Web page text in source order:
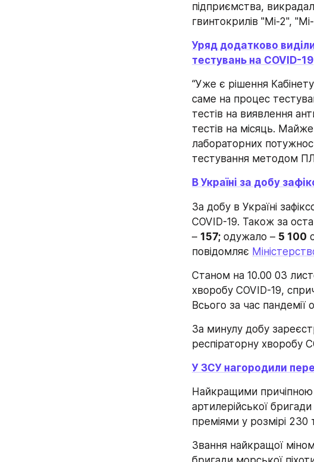
підприємства,
гвинтокрилів "Мі-2",
Уряд додатково
тестувань на COVID-19
“Уже є рішення
саме на процес
тестів на виявлення
тестів на місяць.
лабораторних
тестування методом
В Україні за добу
За добу в Україні
COVID-19. Також за
– 157; одужало – 5 100
повідомляє
Станом на 10.00 03
хворобу COVID-19,
Всього за час пандемії
За минулу добу
респіраторну хворобу
У ЗСУ нагородили
Найкращими причіпною
артилерійської
преміями у розмірі 230
Звання найкращої